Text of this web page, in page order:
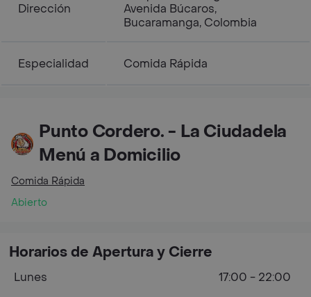
Dirección
Avenida Búcaros,
Bucaramanga, Colombia
Especialidad Comida Rápida
Punto Cordero. - La Ciudadela
Menú a Domicilio
Comida Rápida
Abierto
Horarios de Apertura y Cierre
Lunes
17:00 - 22:00